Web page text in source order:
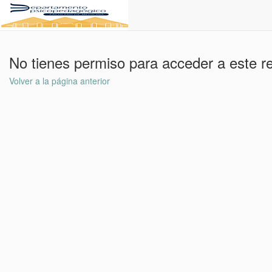
No tienes permiso para acceder a este
Volver a la página anterior